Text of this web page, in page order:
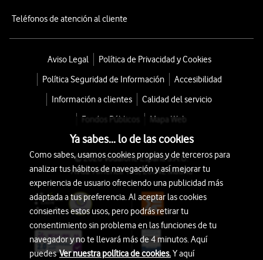
Teléfonos de atención al cliente
Aviso Legal
Política de Privacidad y Cookies
Política Seguridad de Información
Accesibilidad
Información a clientes
Calidad del servicio
Fondos Públicos
Mapa Web
© 2026 Vodafone España S.A.U.
Avda. América 115, 28042 Madrid
Ya sabes... lo de las cookies
Como sabes, usamos cookies propias y de terceros para
analizar tus hábitos de navegación y así mejorar tu
experiencia de usuario ofreciendo una publicidad más
adaptada a tus preferencia. Al aceptar las cookies
consientes estos usos, pero podrás retirar tu
consentimiento sin problema en las funciones de tu
navegador y no te llevará más de 4 minutos. Aquí
puedesVer nuestra política de cookies.Y aquí